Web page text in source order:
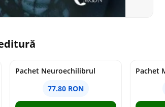
Pachet Neuroechilibrul
77.80 RON